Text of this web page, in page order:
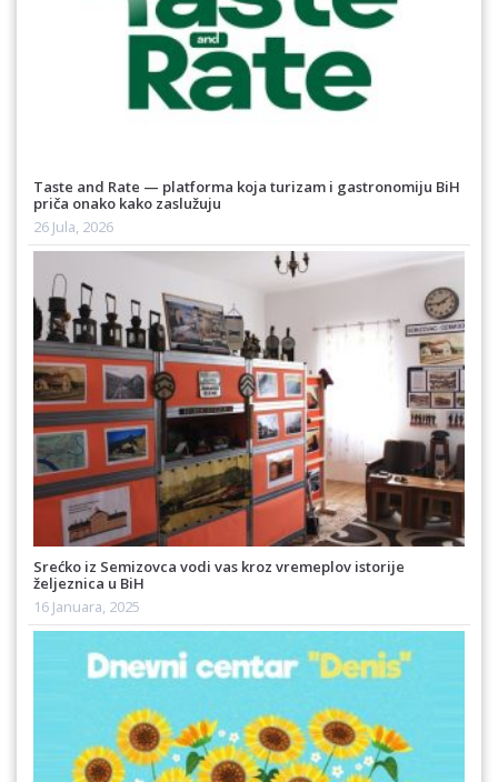
Taste and Rate — platforma koja turizam i gastronomiju BiH
priča onako kako zaslužuju
26 Jula, 2026
Srećko iz Semizovca vodi vas kroz vremeplov istorije
željeznica u BiH
16 Januara, 2025